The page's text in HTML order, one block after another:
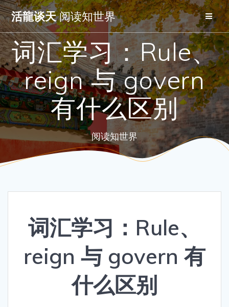
Skip
to
content
活龍谈天阅读知世界
词汇学习：Rule、
reign 与 govern
有什么区别
阅读知世界
词汇学习：Rule、
reign 与 govern 有
什么区别